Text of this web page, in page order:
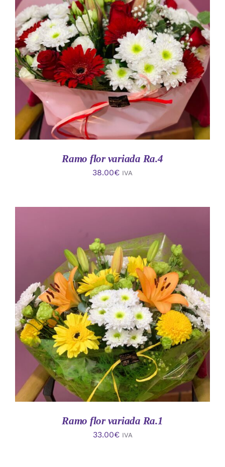
AÑADIR AL CARRITO
/
DETALLES
Ramo flor variada Ra.4
38.00€ IVA
AÑADIR AL CARRITO
/
DETALLES
Ramo flor variada Ra.1
33.00€ IVA